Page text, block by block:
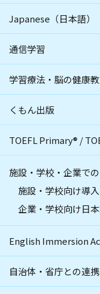
Japanese（日本語）
通信学習
学習療法・脳の健康
くもん出版
TOEFL Primary® /
施設・学校・企業で
施設・学校向け導
企業・学校向け日
English Immersion
自治体・省庁との連携